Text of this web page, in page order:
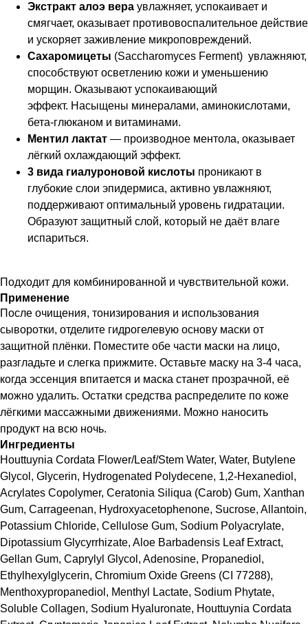
Экстракт алоэ вера увлажняет, успокаивает и
смягчает, оказывает противовоспалительное действие
и ускоряет заживление микроповреждений.
Сахаромицеты (Saccharomyces Ferment) увлажняют,
способствуют осветлению кожи и уменьшению
морщин. Оказывают успокаивающий
эффект. Насыщены минералами, аминокислотами,
бета-глюканом и витаминами.
Ментил лактат — производное ментола, оказывает
лёгкий охлаждающий эффект.
3 вида гиалуроновой кислоты проникают в
глубокие слои эпидермиса, активно увлажняют,
поддерживают оптимальный уровень гидратации.
Образуют защитный слой, который не даёт влаге
испариться.
Подходит для комбинированной и чувствительной кожи.
Применение
После очищения, тонизирования и использования
сыворотки, отделите гидрогелевую основу маски от
защитной плёнки. Поместите обе части маски на лицо,
разгладьте и слегка прижмите. Оставьте маску на 3-4 часа,
когда эссенция впитается и маска станет прозрачной, её
можно удалить. Остатки средства распределите по коже
лёгкими массажными движениями. Можно наносить
продукт на всю ночь.
Ингредиенты
Houttuynia Cordata Flower/Leaf/Stem Water, Water, Butylene
Glycol, Glycerin, Hydrogenated Polydecene, 1,2-Hexanediol,
Acrylates Copolymer, Ceratonia Siliqua (Carob) Gum, Xanthan
Gum, Carrageenan, Hydroxyacetophenone, Sucrose, Allantoin,
Potassium Chloride, Cellulose Gum, Sodium Polyacrylate,
Dipotassium Glycyrrhizate, Aloe Barbadensis Leaf Extract,
Gellan Gum, Caprylyl Glycol, Adenosine, Propanediol,
Ethylhexylglycerin, Chromium Oxide Greens (CI 77288),
Menthoxypropanediol, Menthyl Lactate, Sodium Phytate,
Soluble Collagen, Sodium Hyaluronate, Houttuynia Cordata